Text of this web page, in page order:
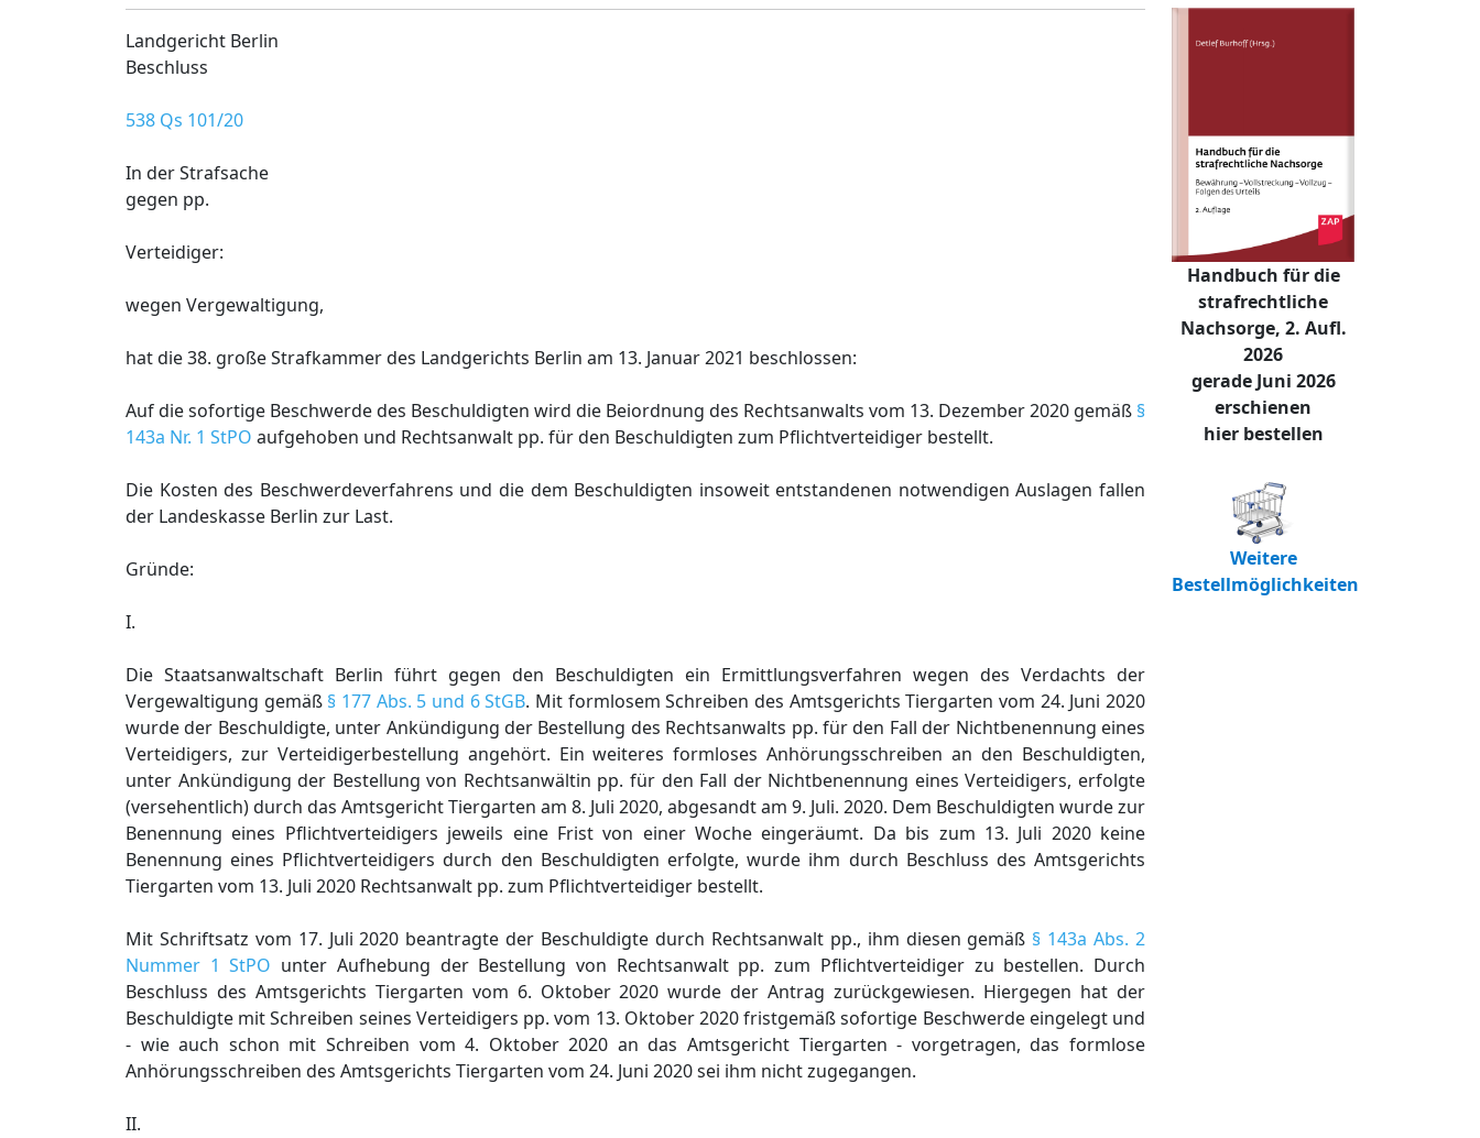
Landgericht Berlin
Beschluss
538 Qs 101/20
In der Strafsache
gegen pp.
Verteidiger:
wegen Vergewaltigung,
hat die 38. große Strafkammer des Landgerichts Berlin am 13. Januar 2021 beschlossen:
Auf die sofortige Beschwerde des Beschuldigten wird die Beiordnung des Rechtsanwalts vom 13. Dezember 2020 gemäß §
143a Nr. 1 StPO aufgehoben und Rechtsanwalt pp. für den Beschuldigten zum Pflichtverteidiger bestellt.
Die Kosten des Beschwerdeverfahrens und die dem Beschuldigten insoweit entstandenen notwendigen Auslagen fallen
der Landeskasse Berlin zur Last.
Gründe:
I.
Die Staatsanwaltschaft Berlin führt gegen den Beschuldigten ein Ermittlungsverfahren wegen des Verdachts der
Vergewaltigung gemäß § 177 Abs. 5 und 6 StGB. Mit formlosem Schreiben des Amtsgerichts Tiergarten vom 24. Juni 2020
wurde der Beschuldigte, unter Ankündigung der Bestellung des Rechtsanwalts pp. für den Fall der Nichtbenennung eines
Verteidigers, zur Verteidigerbestellung angehört. Ein weiteres formloses Anhörungsschreiben an den Beschuldigten,
unter Ankündigung der Bestellung von Rechtsanwältin pp. für den Fall der Nichtbenennung eines Verteidigers, erfolgte
(versehentlich) durch das Amtsgericht Tiergarten am 8. Juli 2020, abgesandt am 9. Juli. 2020. Dem Beschuldigten wurde zur
Benennung eines Pflichtverteidigers jeweils eine Frist von einer Woche eingeräumt. Da bis zum 13. Juli 2020 keine
Benennung eines Pflichtverteidigers durch den Beschuldigten erfolgte, wurde ihm durch Beschluss des Amtsgerichts
Tiergarten vom 13. Juli 2020 Rechtsanwalt pp. zum Pflichtverteidiger bestellt.
Mit Schriftsatz vom 17. Juli 2020 beantragte der Beschuldigte durch Rechtsanwalt pp., ihm diesen gemäß § 143a Abs. 2
Nummer 1 StPO unter Aufhebung der Bestellung von Rechtsanwalt pp. zum Pflichtverteidiger zu bestellen. Durch
Beschluss des Amtsgerichts Tiergarten vom 6. Oktober 2020 wurde der Antrag zurückgewiesen. Hiergegen hat der
Beschuldigte mit Schreiben seines Verteidigers pp. vom 13. Oktober 2020 fristgemäß sofortige Beschwerde eingelegt und
- wie auch schon mit Schreiben vom 4. Oktober 2020 an das Amtsgericht Tiergarten - vorgetragen, das formlose
Anhörungsschreiben des Amtsgerichts Tiergarten vom 24. Juni 2020 sei ihm nicht zugegangen.
II.
Handbuch für die
strafrechtliche
Nachsorge, 2. Aufl.
2026
gerade Juni 2026
erschienen
hier bestellen
Weitere
Bestellmöglichkeiten